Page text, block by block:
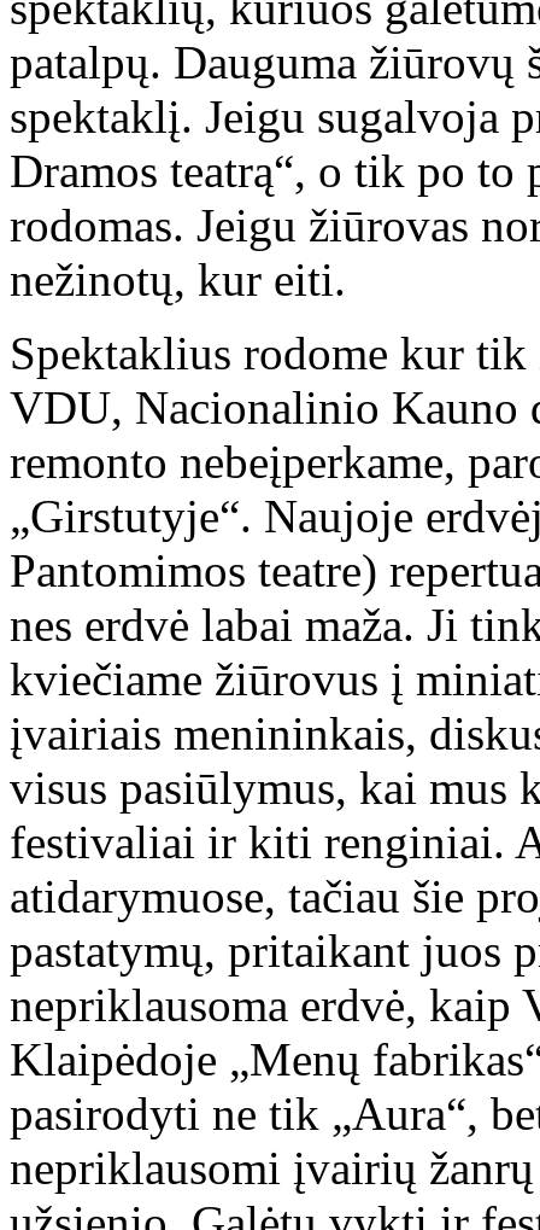
patalpų. Dauguma žiūrovų
spektaklį. Jeigu sugalvoja
Dramos teatrą“, o tik po to
rodomas. Jeigu žiūrovas
nežinotų, kur eiti.
Spektaklius rodome kur
VDU, Nacionalinio Kauno
remonto nebeįperkame,
„Girstutyje“. Naujoje
Pantomimos teatre)
nes erdvė labai maža. Ji
kviečiame žiūrovus į
įvairiais menininkais,
visus pasiūlymus, kai mus
festivaliai ir kiti renginiai.
atidarymuose, tačiau šie
pastatymų, pritaikant juos
nepriklausoma erdvė, kaip
Klaipėdoje „Menų
pasirodyti ne tik „Aura“,
nepriklausomi įvairių